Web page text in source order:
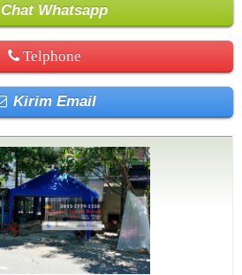
Chat Whatsapp
Telphone
Kirim Email